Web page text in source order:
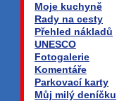
Moje kuchyně
Rady na cesty
Přehled nákladů
UNESCO
Fotogalerie
Komentáře
Parkovací karty
Můj milý deníčku